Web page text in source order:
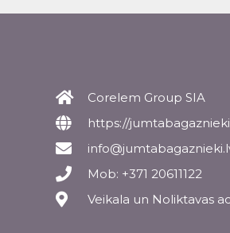
Corelem Group SIA
https://
Mob: +371 20611122
Veikala un Noliktavas